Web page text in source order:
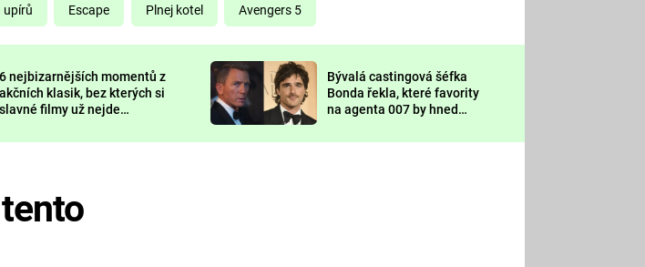
CHUCK
NORRIS
DEADPOOL
Prima LAJK
Sledujte nás
upírů Escape Plnej kotel Avengers 5
6 nejbizarnějších momentů z
akčních klasik, bez kterých si
slavné filmy už nejde
Bývalá castingová šéfka
Bonda řekla, které favority
na agenta 007 by hned